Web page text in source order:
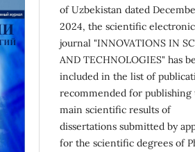
of Uzbekistan dated
2024, the scientific electronic
journal "INNOVATIONS IN
AND TECHNOLOGIES" has
included in the list of
recommended for publishing
main scientific results of
dissertations submitted by
for the scientific degrees of